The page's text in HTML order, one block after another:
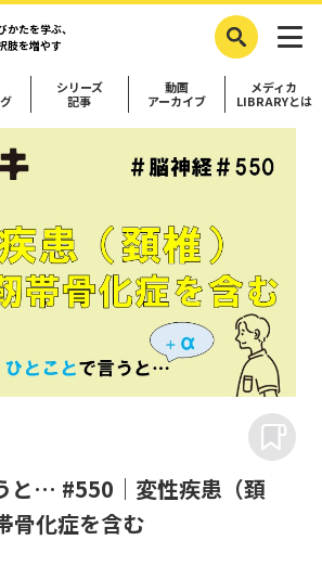
かたを学ぶ、
肢を増やす
シリーズ
記事
動画
アーカイブ
メディカ
LIBRARYとは
と… #550｜変性疾患（頚
骨化症を含む